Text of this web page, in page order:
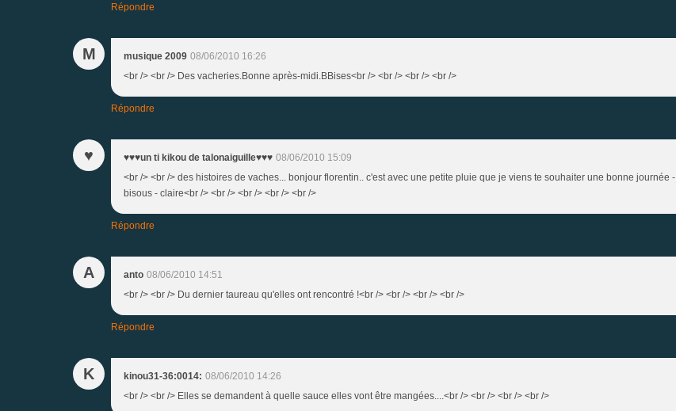
Répondre
M musique 2009 08/06/2010 16:26
<br /> <br /> Des vacheries.Bonne après-midi.BBises<br /> <br /> <br /> <br />
Répondre
♥ ♥♥♥un ti kikou de talonaiguille♥♥♥ 08/06/2010 15:09
<br /> <br /> des histoires de vaches... bonjour florentin.. c'est avec une petite pluie que je viens te souhaiter une bonne journée -
bisous - claire<br /> <br /> <br /> <br /> <br />
Répondre
A anto 08/06/2010 14:51
<br /> <br /> Du dernier taureau qu'elles ont rencontré !<br /> <br /> <br /> <br />
Répondre
K kinou31-36:0014: 08/06/2010 14:26
<br /> <br /> Elles se demandent à quelle sauce elles vont être mangées....<br /> <br /> <br /> <br />